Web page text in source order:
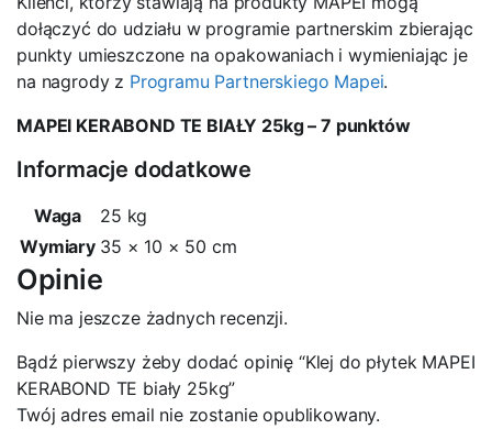
dołączyć do udziału w programie partnerskim zbierając
punkty umieszczone na opakowaniach i wymieniając je
na nagrody z Programu Partnerskiego Mapei.
MAPEI KERABOND TE BIAŁY 25kg – 7 punktów
Informacje dodatkowe
Waga
25 kg
Wymiary 35 × 10 × 50 cm
Opinie
Nie ma jeszcze żadnych recenzji.
Bądź pierwszy żeby dodać opinię “Klej do płytek MAPEI
KERABOND TE biały 25kg”
Twój adres email nie zostanie opublikowany.